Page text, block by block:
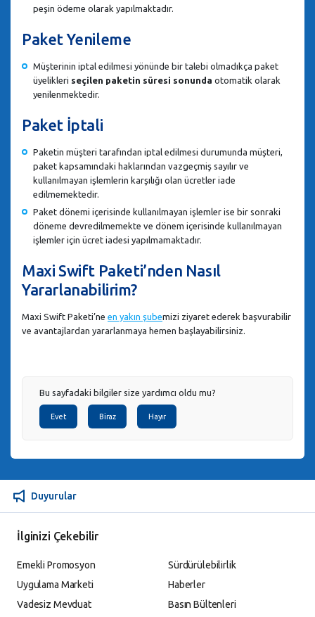
peşin ödeme olarak yapılmaktadır.
Paket Yenileme
Müşterinin iptal edilmesi yönünde bir talebi olmadıkça paket
üyelikleri seçilen paketin süresi sonunda otomatik olarak
yenilenmektedir.
Paket İptali
Paketin müşteri tarafından iptal edilmesi durumunda müşteri,
paket kapsamındaki haklarından vazgeçmiş sayılır ve
kullanılmayan işlemlerin karşılığı olan ücretler iade
edilmemektedir.
Paket dönemi içerisinde kullanılmayan işlemler ise bir sonraki
döneme devredilmemekte ve dönem içerisinde kullanılmayan
işlemler için ücret iadesi yapılmamaktadır.
Maxi Swift Paketi’nden Nasıl
Yararlanabilirim?
Maxi Swift Paketi’ne en yakın şubemizi ziyaret ederek başvurabilir
ve avantajlardan yararlanmaya hemen başlayabilirsiniz.
Bu sayfadaki bilgiler size yardımcı oldu mu?
Evet Biraz Hayır
Duyurular
İlginizi Çekebilir
Emekli Promosyon
Uygulama Marketi
Vadesiz Mevduat
Sürdürülebilirlik
Haberler
Basın Bültenleri